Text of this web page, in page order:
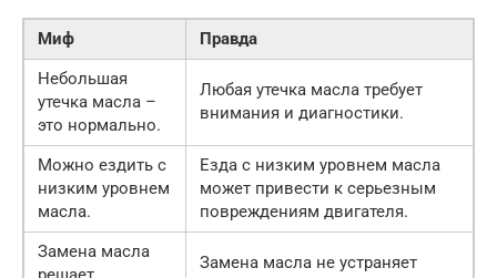
Миф
Правда
Небольшая
утечка масла –
это нормально.
Любая утечка масла требует
внимания и диагностики.
Можно ездить с
низким уровнем
масла.
Езда с низким уровнем масла
может привести к серьезным
повреждениям двигателя.
Замена масла
Замена масла не устраняет